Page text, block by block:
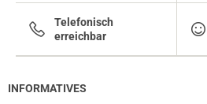
Telefonisch
erreichbar
INFORMATIVES